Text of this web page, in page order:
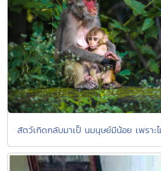
สัตว์เกิดกลับมาเป็ นมนุษย์มีน้อย เพราะ